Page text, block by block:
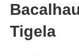
Tigela